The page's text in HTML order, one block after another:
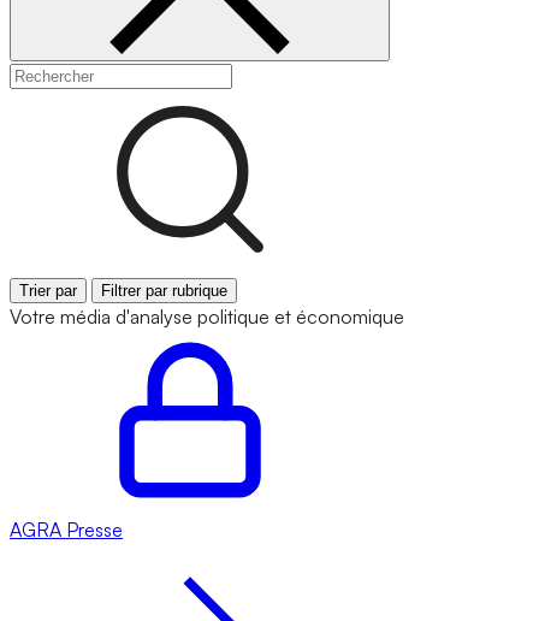
Trier par Filtrer par rubrique
Votre média d'analyse politique et économique
AGRA Presse